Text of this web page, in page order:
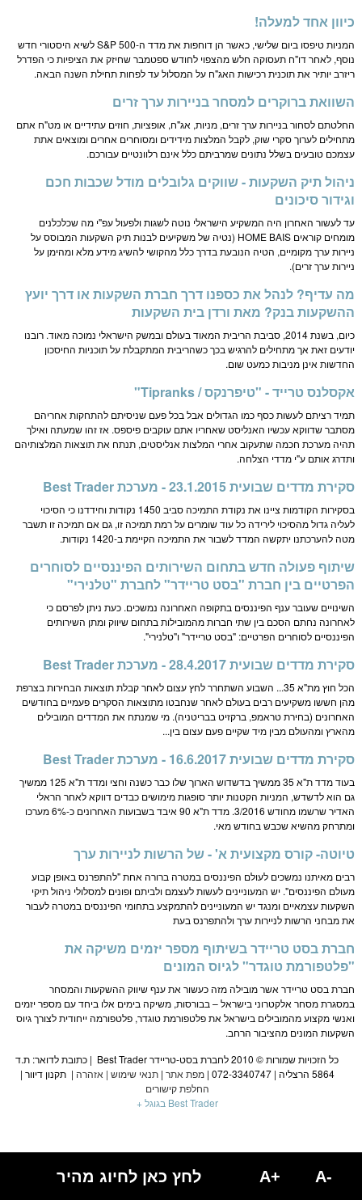
כיוון אחד למעלה!
המניות טיפסו ביום שלישי, כאשר הן דוחפות את מדד ה-S&P 500 לשיא היסטורי חדש
נוסף, לאחר דו"ח תעסוקה חלש מהצפוי לחודש ספטמבר שחיזק את הציפיות כי הפדרל
ריזרב יותיר את תוכנית רכישות האג"ח על המסלול עד לפחות תחילת השנה הבאה.
השוואת ברוקרים למסחר בניירות ערך זרים
החלטתם לסחור בניירות ערך זרים, מניות, אג"ח, אופציות, חוזים עתידיים או מט"ח אתם
מתחילים לערוך סקרי שוק, לקבל המלצות מידידים ומסוחרים אחרים ומוצאים אתת
עצמכם טובעים בשלל נתונים שמרביתם כלל אינם רלוונטיים עבורכם.
ניהול תיק השקעות - שווקים גלובלים מודל שכבות חכם
וגידור סיכונים
עד לעשור האחרון היה המשקיע הישראלי נוטה לשגות ולפעול עפ"י מה שכלכלנים
מומחים קוראים HOME BAIS (נטיה של משקיעים לבנות תיק השקעות המבוסס על
ניירות ערך מקומיים, הטיה הנובעת בדרך כלל מהקושי להשיג מידע מלא ומהימן על
ניירות ערך זרים).
מה עדיף? לנהל את כספנו דרך חברת השקעות או דרך יועץ
ההשקעות בנק? מאת ורדן בית השקעות
כיום, בשנת 2014, סביבת הריבית המאוד בעולם ובמשק הישראלי נמוכה מאוד. רובנו
יודעים זאת אך מתחילים להרגיש בכך כשהריבית המתקבלת על תוכניות החיסכון
החדשות אינן מניבות כמעט שום.
אקסלנס טרייד - "טיפרנקס / Tipranks"
תמיד רציתם לעשות כסף כמו הגדולים אבל בכל פעם שניסיתם להתחקות אחריהם
מסתבר שדווקא עכשיו האנליסט שאחריו אתם עוקבים פיספס. אז זהו שמעתה ואילך
תהיה מערכת חכמה שתעקוב אחרי המלצות אנליסטים, תנתח את תוצאות המלצותיהם
ותדרג אותם ע"י מדדי הצלחה.
סקירת מדדים שבועית 23.1.2015 - מערכת Best Trader
בסקירות הקודמות ציינו את נקודת התמיכה סביב 1450 נקודות וחידדנו כי הסיכוי
לעליה גדול מהסיכוי לירידה כל עוד שומרים על רמת תמיכה זו, גם אם תמיכה זו תשבר
מטה להערכתנו יתקשה המדד לשבור את התמיכה הקיימת ב-1420 נקודות.
שיתוף פעולה חדש בתחום השירותים הפיננסיים לסוחרים
הפרטיים בין חברת "בסט טריידר" לחברת "טלנירי"
השינויים שעובר ענף הפיננסים בתקופה האחרונה נמשכים. כעת ניתן לפרסם כי
לאחרונה נחתם הסכם בין שתי חברות מהמובילות בתחום שיווק ומתן השירותים
הפיננסיים לסוחרים הפרטיים: "בסט טריידר" ו"טלנירי".
סקירת מדדים שבועית 28.4.2017 - מערכת Best Trader
הכל חוץ מת"א 35... השבוע השתחרר לחץ עצום לאחר קבלת תוצאות הבחירות בצרפת
מהן חששו משקיעים רבים בעולם לאחר שנחבטו מתוצאות הסקרים פעמיים בחודשים
האחרונים (בחירת טראמפ, ברקזיט בבריטניה). מי שמנתח את המדדים המובילים
מהארץ ומהעולם מבין מיד שקיים פעם עצום בין...
סקירת מדדים שבועית 16.6.2017 - מערכת Best Trader
בעוד מדד ת"א 35 ממשיך בדשדוש הארוך שלו כבר כשנה וחצי ומדד ת"א 125 ממשיך
גם הוא לדשדש, המניות הקטנות יותר סופגות מימושים כבדים דווקא לאחר הראלי
האדיר שרשמו מחודש 3/2016. מדד ת"א 90 איבד בשבועות האחרונים כ-6% מערכו
ומתרחק מהשיא שכבש בחודש מאי.
טיוטה- קורס מקצועית א' - של הרשות לניירות ערך
רבים מאיתנו נמשכים לעולם הפיננסים במטרה ברורה אחת "להתפרנס באופן קבוע
מעולם הפיננסים". יש המעוניינים לעשות לעצמם ולביתם ופונים למסלולי ניהול תיקי
השקעות עצמאיים ומנגד יש המעוניינים להתמקצע בתחומי הפיננסים במטרה לעבור
את מבחני הרשות לניירות ערך ולהתפרנס בעת
חברת בסט טריידר בשיתוף מספר יזמים משיקה את
"פלטפורמת טוגדר" לגיוס המונים
חברת בסט טריידר אשר מובילה מזה כעשור את ענף שיווק ההשקעות והמסחר
במסגרת מסחר אלקטרוני בישראל – בבורסות, משיקה בימים אלו ביחד עם מספר יזמים
ואנשי מקצוע מהמובילים בישראל את פלטפורמת טוגדר, פלטפורמה ייחודית לצורך גיוס
השקעות המונים מהציבור הרחב.
כל הזכויות שמורות © 2010 לחברת בסט-טריידר Best Trader | כתובת לדואר: ת.ד
5864 הרצליה | 072-3340747 |
מפת אתר | תנאי שימוש | אזהרה | תקנון דיוור |
החלפת קישורים
Best Trader בגוגל +
לחץ כאן לחיוג מהיר A+ A-